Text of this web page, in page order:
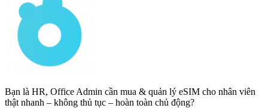
Bạn là HR, Office Admin cần mua & quản lý eSIM cho nhân viên
thật nhanh – không thủ tục – hoàn toàn chủ động?